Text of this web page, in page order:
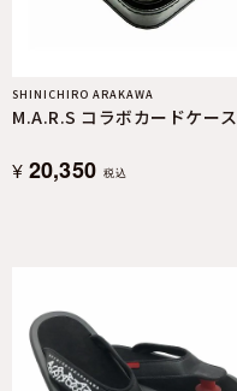
SHINICHIRO ARAKAWA
M.A.R.S コラボカードケース
¥ 20,350 税込